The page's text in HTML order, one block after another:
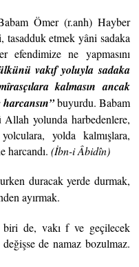
Ömer (r.anh) Hayber
tasadduk etmek yâni sadaka
efendimize ne yapmasını
vakıf yoluyla sadaka
kalmasın ancak
buyurdu. Babam
yolunda harbedenlere,
yolda kalmışlara,
harcandı.(İbn-i Âbidîn)
duracak yerde durmak,
ayırmak.
biri de, vakı f ve geçilecek
de namaz bozulmaz.